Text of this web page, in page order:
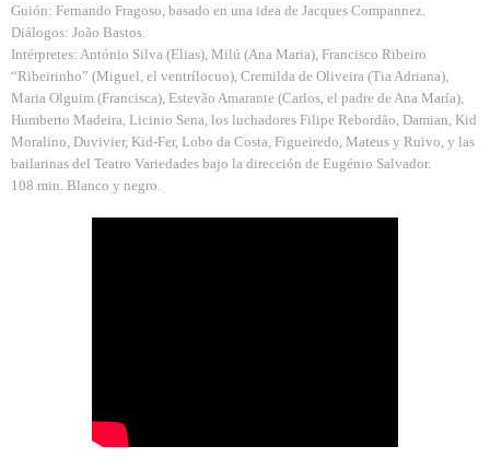
Guión: Fernando Fragoso, basado en una idea de Jacques Compannez.
Diálogos: João Bastos.
Intérpretes: António Silva (Elias), Milú (Ana Maria), Francisco Ribeiro
“Ribeirinho” (Miguel, el ventrílocuo), Cremilda de Oliveira (Tia Adriana),
Maria Olguim (Francisca), Estevão Amarante (Carlos, el padre de Ana María),
Humberto Madeira, Licinio Sena, los luchadores Filipe Rebordão, Damian, Kid
Moralino, Duvivier, Kid-Fer, Lobo da Costa, Figueiredo, Mateus y Ruivo, y las
bailarinas del Teatro Variedades bajo la dirección de Eugénio Salvador.
108 min. Blanco y negro.